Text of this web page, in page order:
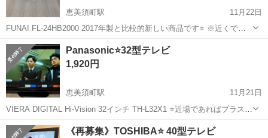
恵美須町駅
11月22日
FUNAI FL-24HB2000 2017年製と比較的新しい商品です⭐️ ※近くであ
れば配送のご相談安くのります！
大阪 大阪市 恵美須町駅 テレビ FUNAI
Panasonic⭐️32型テレビ
1,920円
恵美須町駅
11月21日
VIERA DIGITAL Hi-Vision 32インチ TH-L32X1 ⭐️近場であればプラス
500円で配送承ります📦 お値段の相談ある方はご用命ください！ セッ
ト売りなどもご相談のりますのでお問い合わせください😌
大阪 大阪市 恵美須町駅 Panasonic
《再募集》TOSHIBA⭐️ 40型テレビ